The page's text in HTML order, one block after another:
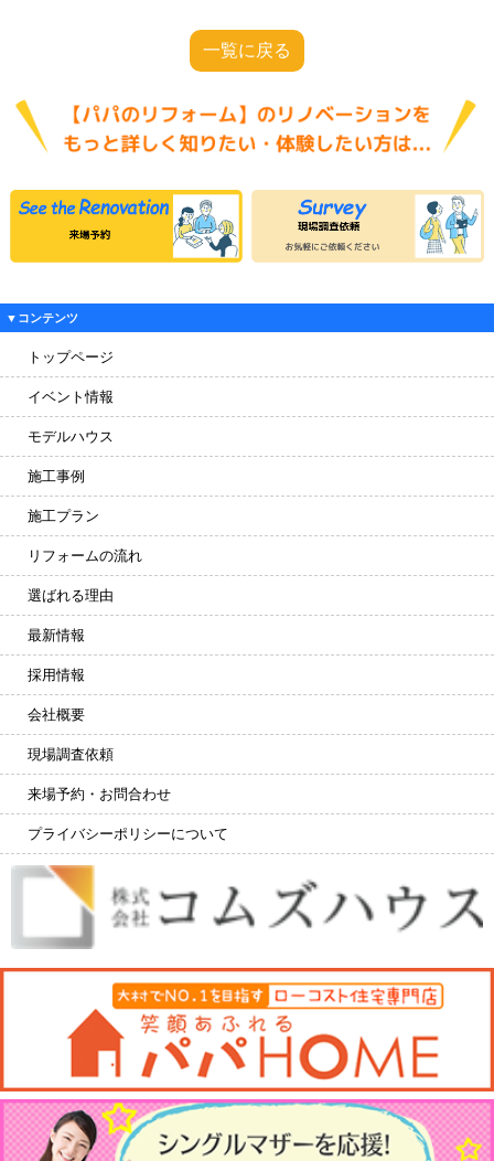
一覧に戻る
▼コンテンツ
トップページ
イベント情報
モデルハウス
施工事例
施工プラン
リフォームの流れ
選ばれる理由
最新情報
採用情報
会社概要
現場調査依頼
来場予約・お問合わせ
プライバシーポリシーについて